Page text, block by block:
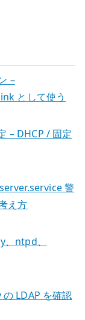
–
として使う
– DHCP / 固定
警
え方
ntpd、
LDAP を確認